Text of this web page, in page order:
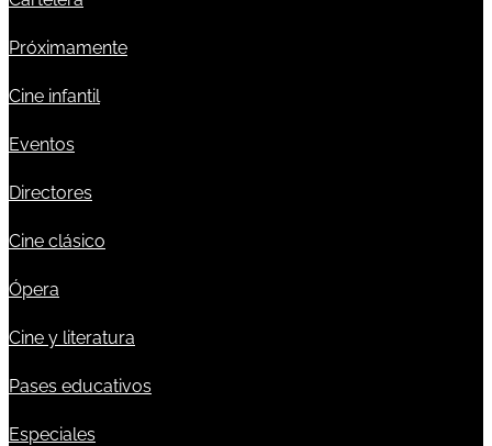
Próximamente
Cine infantil
Eventos
Directores
Cine clásico
Ópera
Cine y literatura
Pases educativos
Especiales